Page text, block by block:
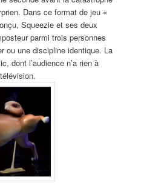
Dans ce format de jeu «
Squeezie et ses deux
parmi trois personnes
ou une discipline identique. La
dont l’audience n’a rien à